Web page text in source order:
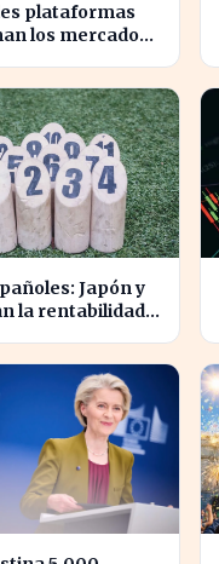
plataformas
los mercados
Japón y
la rentabilidad